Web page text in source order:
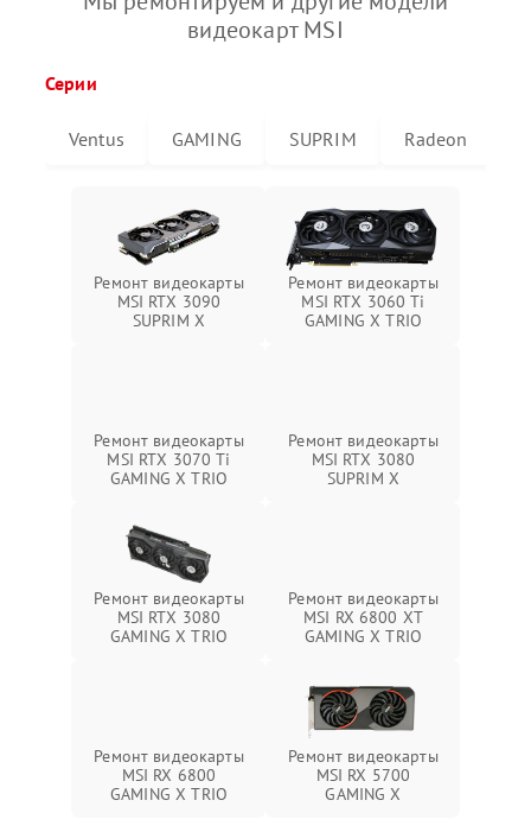
видеокарт MSI
Серии
Ventus GAMING SUPRIM Radeon
Ремонт видеокарты
MSI RTX 3090
SUPRIM X
Ремонт видеокарты
MSI RTX 3060 Ti
GAMING X TRIO
Ремонт видеокарты
MSI RTX 3070 Ti
GAMING X TRIO
Ремонт видеокарты
MSI RTX 3080
SUPRIM X
Ремонт видеокарты
MSI RTX 3080
GAMING X TRIO
Ремонт видеокарты
MSI RX 6800 XT
GAMING X TRIO
Ремонт видеокарты
MSI RX 6800
GAMING X TRIO
Ремонт видеокарты
MSI RX 5700
GAMING X